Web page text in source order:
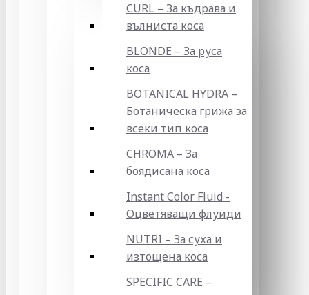
CURL – За къдрава и
вълниста коса
BLONDE – За руса
коса
BOTANICAL HYDRA –
Ботаническа грижа за
всеки тип коса
CHROMA – За
боядисана коса
Instant Color Fluid -
Оцветяващи флуиди
NUTRI – За суха и
изтощена коса
SPECIFIC CARE –